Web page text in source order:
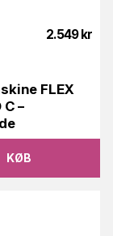
2.549 kr
FLEX
C –
KØB